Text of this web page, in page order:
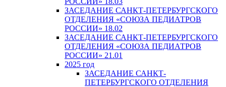
ЗАСЕДАНИЕ САНКТ-ПЕТЕРБУРГСКОГО
ОТДЕЛЕНИЯ «СОЮЗА ПЕДИАТРОВ
РОССИИ» 18.02
ЗАСЕДАНИЕ САНКТ-ПЕТЕРБУРГСКОГО
ОТДЕЛЕНИЯ «СОЮЗА ПЕДИАТРОВ
РОССИИ» 21.01
2025 год
ЗАСЕДАНИЕ САНКТ-
ПЕТЕРБУРГСКОГО ОТДЕЛЕНИЯ